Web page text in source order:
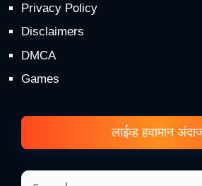
Privacy Policy
Disclaimers
DMCA
Games
लाईव्ह हवामान